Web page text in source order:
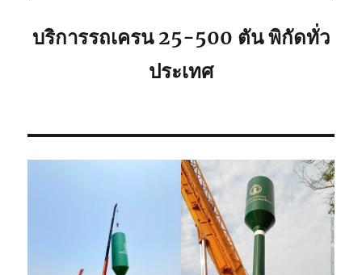
บริการรถเครน 25-500 ตัน พิกัดทั่ว
ประเทศ